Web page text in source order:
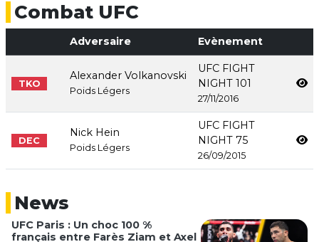
Combat UFC
Adversaire Evènement
TKO
Alexander Volkanovski
Poids Légers
UFC FIGHT
NIGHT 101
27/11/2016
DEC
Nick Hein
Poids Légers
UFC FIGHT
NIGHT 75
26/09/2015
News
UFC Paris : Un choc 100 %
français entre Farès Ziam et Axel